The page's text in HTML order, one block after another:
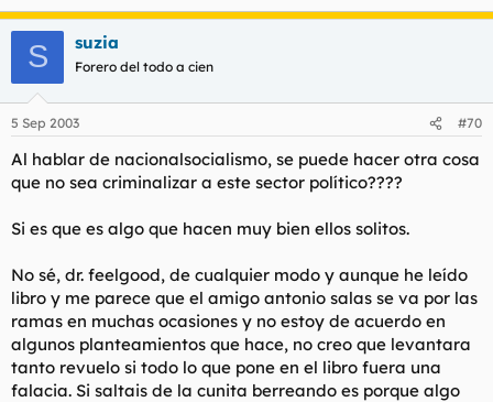
S suzia
Forero del todo a cien
5 Sep 2003 #70
Al hablar de nacionalsocialismo, se puede hacer otra cosa
que no sea criminalizar a este sector político????
Si es que es algo que hacen muy bien ellos solitos.
No sé, dr. feelgood, de cualquier modo y aunque he leído
libro y me parece que el amigo antonio salas se va por las
ramas en muchas ocasiones y no estoy de acuerdo en
algunos planteamientos que hace, no creo que levantara
tanto revuelo si todo lo que pone en el libro fuera una
falacia. Si saltais de la cunita berreando es porque algo